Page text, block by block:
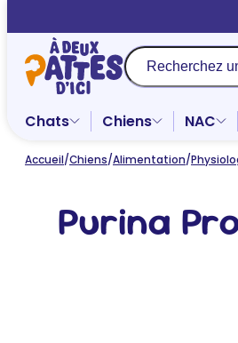
au
contenu
Recherche
Chats Chiens NAC
Accueil/Chiens/Alimentation/
Purina